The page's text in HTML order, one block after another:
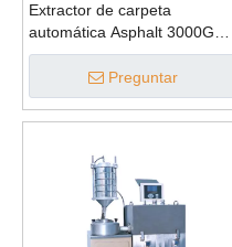
Extractor de carpeta
automática Asphalt 3000G
para contenido de betún
Preguntar